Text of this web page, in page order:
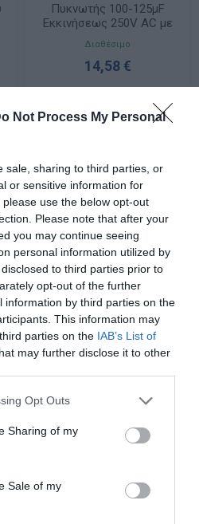
Not Process My Personal
sale, sharing to third parties, or
or sensitive information for
use the below opt-out
Please note that after your
you may continue seeing
personal information utilized by
to third parties prior to
opt-out of the further
information by third parties on the
This information may
parties on the IAB’s List of
may further disclose it to other
app uses one or more Google
behaviour. You may click to
and its third-party tags to
purposes in below Google
Opt Outs
Sharing of my
Sale of my
Πυκνωτής 100-125μF
Εκκινήσεως 250V AC με
Faston
Διαθέσιμο
14,58 €
Πυκνωτής 10μF Μονίμου
Λειτουργίας 450V με
Καλώδιο
Διαθέσιμο
4,98 €